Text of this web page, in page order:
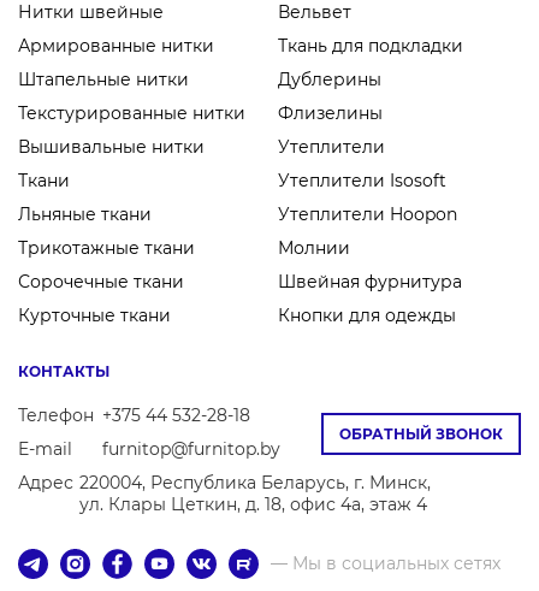
Нитки швейные
Армированные нитки
Штапельные нитки
Текстурированные нитки
Вышивальные нитки
Ткани
Льняные ткани
Трикотажные ткани
Сорочечные ткани
Курточные ткани
Вельвет
Ткань для подкладки
Дублерины
Флизелины
Утеплители
Утеплители Isosoft
Утеплители Hoopon
Молнии
Швейная фурнитура
Кнопки для одежды
ОБРАТНЫЙ ЗВОНОК
КОНТАКТЫ
Телефон +375 44 532-28-18
E-mail
furnitop@furnitop.by
Адрес 220004, Республика Беларусь, г. Минск,
ул. Клары Цеткин, д. 18, офис 4а, этаж 4
— Мы в социальных сетях